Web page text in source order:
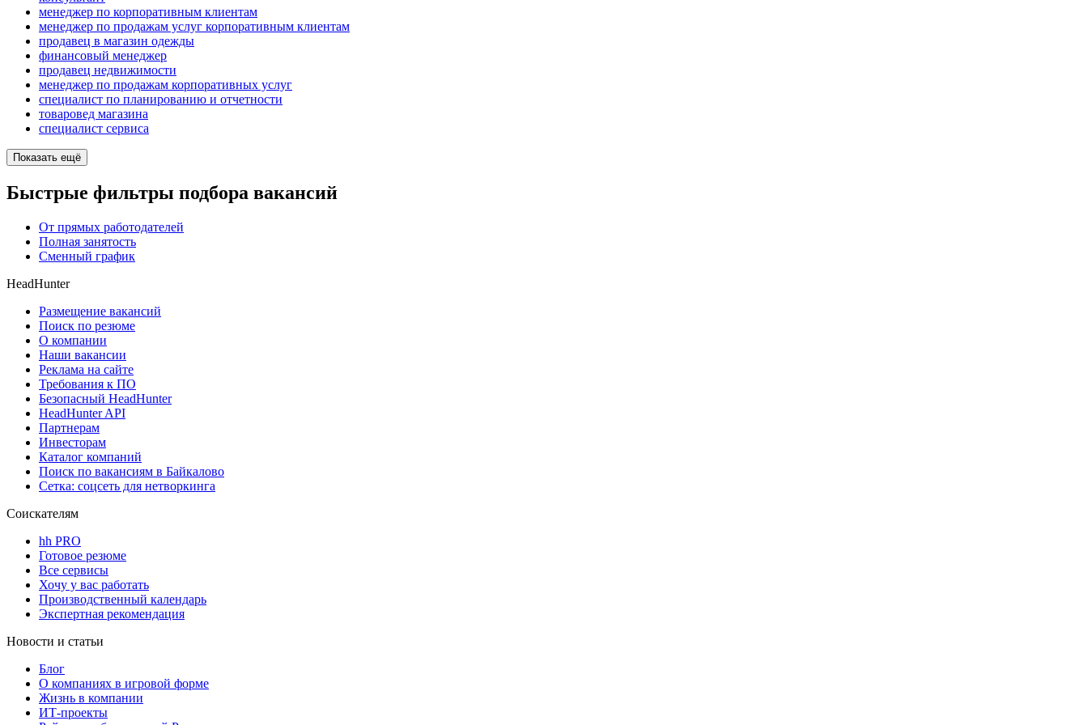
менеджер по корпоративным клиентам
менеджер по продажам услуг корпоративным клиентам
продавец в магазин одежды
финансовый менеджер
продавец недвижимости
менеджер по продажам корпоративных услуг
специалист по планированию и отчетности
товаровед магазина
специалист сервиса
Показать ещё
Быстрые фильтры подбора вакансий
От прямых работодателей
Полная занятость
Сменный график
HeadHunter
Размещение вакансий
Поиск по резюме
О компании
Наши вакансии
Реклама на сайте
Требования к ПО
Безопасный HeadHunter
HeadHunter API
Партнерам
Инвесторам
Каталог компаний
Поиск по вакансиям в Байкалово
Сетка: соцсеть для нетворкинга
Соискателям
hh PRO
Готовое резюме
Все сервисы
Хочу у вас работать
Производственный календарь
Экспертная рекомендация
Новости и статьи
Блог
О компаниях в игровой форме
Жизнь в компании
ИТ-проекты